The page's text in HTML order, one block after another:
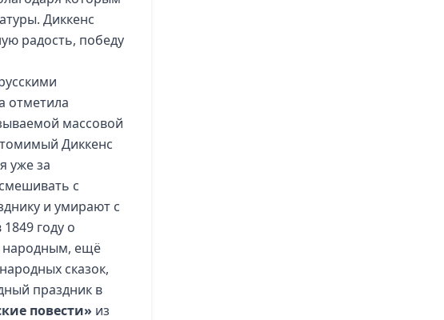
Диккенс
радость, победу
отметила
массовой
Диккенс
уже за
с
и умирают с
1849 году о
народным, ещё
сказок,
праздник в
повести» из